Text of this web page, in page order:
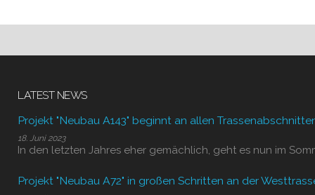
LATEST NEWS
Projekt "Neubau A143" beginnt an allen
18. Juni 2023
In den letzten Jahres eher gemächlich, geht es nun im
Projekt "Neubau A72" in großen Schritten an der